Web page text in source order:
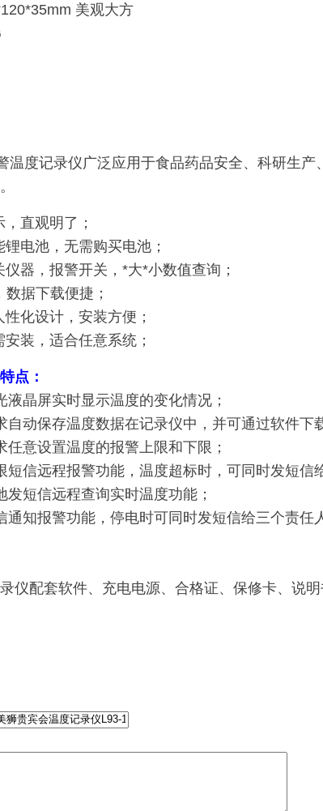
美观大方
度记录仪广泛应用于食品药品安全、科研生产、化
直观明了；
电池，无需购买电池；
器，报警开关，*大*小数值查询；
据下载便捷；
化设计，安装方便；
装，适合任意系统；
点：
液晶屏实时显示温度的变化情况；
自动保存温度数据在记录仪中，并可通过软件下
任意设置温度的报警上限和下限；
短信远程报警功能，温度超标时，可同时发短信
发短信远程查询实时温度功能；
通知报警功能，停电时可同时发短信给三个责任
仪配套软件、充电电源、合格证、保修卡、说